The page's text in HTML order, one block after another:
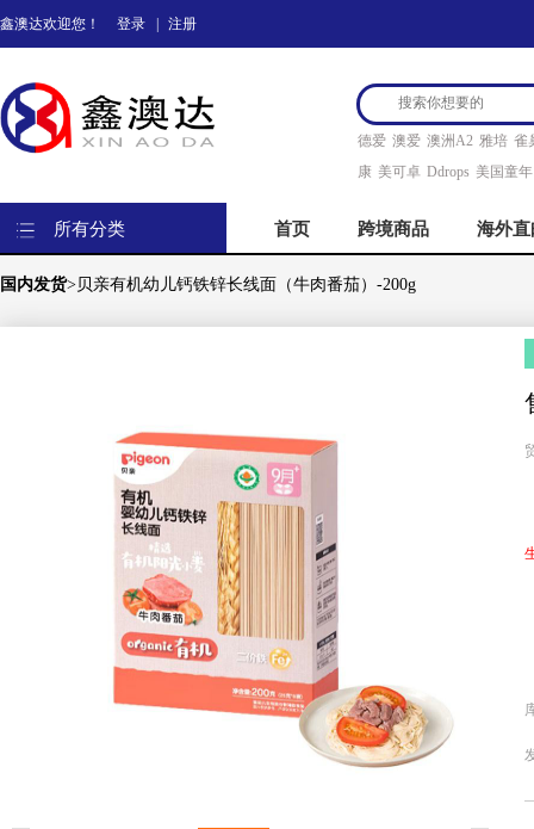
鑫澳达欢迎您！ 登录 注册
德爱 澳爱 澳洲A2 雅培 雀
康 美可卓 Ddrops 美国童年
所有分类 首页 跨境商品 海外直
国内发货>贝亲有机幼儿钙铁锌长线面（牛肉番茄）-200g